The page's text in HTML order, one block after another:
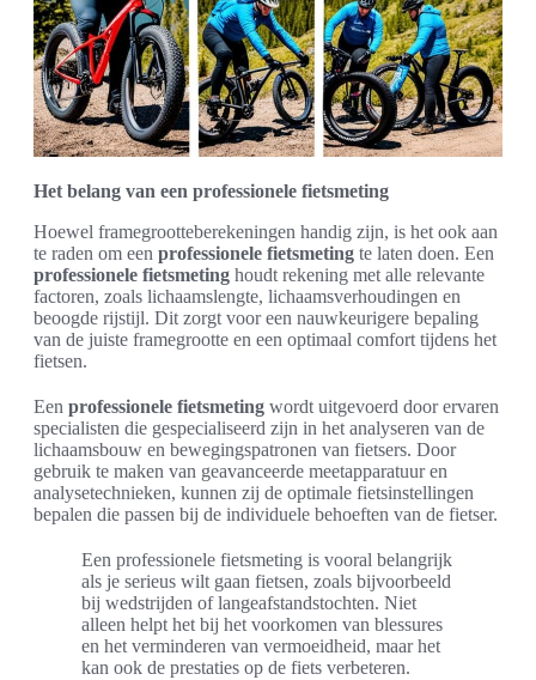
Het belang van een professionele fietsmeting
Hoewel framegrootteberekeningen handig zijn, is het ook aan
te raden om een professionele fietsmeting te laten doen. Een
professionele fietsmeting houdt rekening met alle relevante
factoren, zoals lichaamslengte, lichaamsverhoudingen en
beoogde rijstijl. Dit zorgt voor een nauwkeurigere bepaling
van de juiste framegrootte en een optimaal comfort tijdens het
fietsen.
Een professionele fietsmeting wordt uitgevoerd door ervaren
specialisten die gespecialiseerd zijn in het analyseren van de
lichaamsbouw en bewegingspatronen van fietsers. Door
gebruik te maken van geavanceerde meetapparatuur en
analysetechnieken, kunnen zij de optimale fietsinstellingen
bepalen die passen bij de individuele behoeften van de fietser.
Een professionele fietsmeting is vooral belangrijk
als je serieus wilt gaan fietsen, zoals bijvoorbeeld
bij wedstrijden of langeafstandstochten. Niet
alleen helpt het bij het voorkomen van blessures
en het verminderen van vermoeidheid, maar het
kan ook de prestaties op de fiets verbeteren.